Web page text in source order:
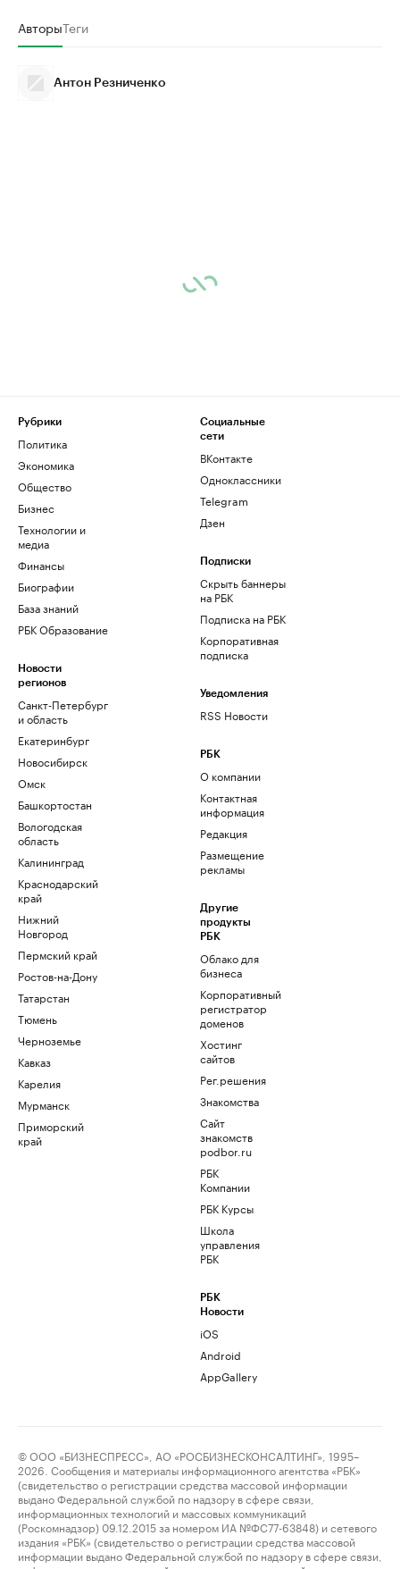
АвторыТеги
Антон Резниченко
Рубрики
Политика
Экономика
Общество
Бизнес
Технологии и
медиа
Финансы
Биографии
База знаний
РБК Образование
Новости
регионов
Санкт-Петербург
и область
Екатеринбург
Новосибирск
Омск
Башкортостан
Вологодская
область
Калининград
Краснодарский
край
Нижний
Новгород
Пермский край
Ростов-на-Дону
Татарстан
Тюмень
Черноземье
Кавказ
Карелия
Мурманск
Приморский
край
Социальные
сети
ВКонтакте
Одноклассники
Telegram
Дзен
Подписки
Скрыть баннеры
на РБК
Подписка на РБК
Корпоративная
подписка
Уведомления
RSS Новости
РБК
О компании
Контактная
информация
Редакция
Размещение
рекламы
Другие
продукты
РБК
Облако для
бизнеса
Корпоративный
регистратор
доменов
Хостинг
сайтов
Рег.решения
Знакомства
Сайт
знакомств
podbor.ru
РБК
Компании
РБК Курсы
Школа
управления
РБК
РБК
Новости
iOS
Android
AppGallery
© ООО «БИЗНЕСПРЕСС», АО «РОСБИЗНЕСКОНСАЛТИНГ», 1995–
2026. Сообщения и материалы информационного агентства «РБК»
(свидетельство о регистрации средства массовой информации
выдано Федеральной службой по надзору в сфере связи,
информационных технологий и массовых коммуникаций
(Роскомнадзор) 09.12.2015 за номером ИА №ФС77-63848) и сетевого
издания «РБК» (свидетельство о регистрации средства массовой
информации выдано Федеральной службой по надзору в сфере связи,